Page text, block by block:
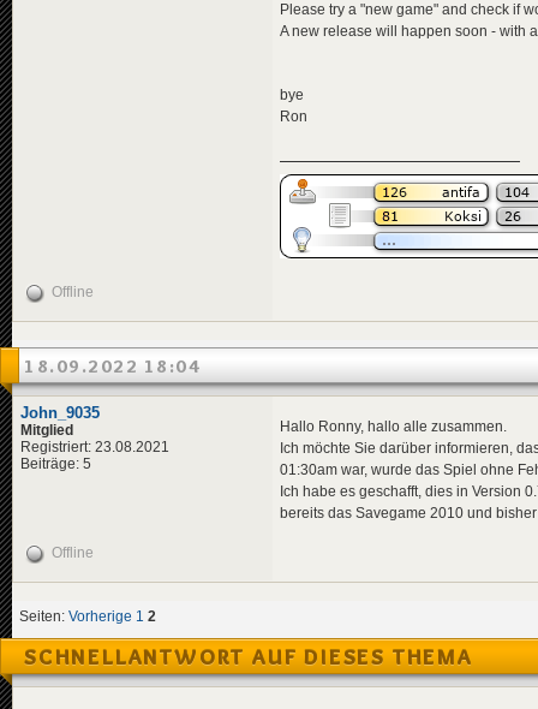
Please try a "new game" and check if
A new release will happen soon - with
bye
Ron
Offline
18.09.2022 18:04
John_9035
Mitglied
Registriert: 23.08.2021
Beiträge: 5
Hallo Ronny, hallo alle zusammen.
Ich möchte Sie darüber informieren,
01:30am war, wurde das Spiel ohne
Ich habe es geschafft, dies in Version
bereits das Savegame 2010 und
Offline
Seiten: Vorherige 1 2
SCHNELLANTWORT AUF DIESES THEMA